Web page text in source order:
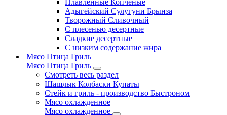
Плавленные Копченые
Адыгейский Сулугуни Брынза
Творожный Сливочный
С плесенью десертные
Сладкие десертные
С низким содержание жира
Мясо Птица Гриль
Мясо Птица Гриль
Смотреть весь раздел
Шашлык Колбаски Купаты
Стейк и гриль - производство Быстроном
Мясо охлажденное
Мясо охлажденное